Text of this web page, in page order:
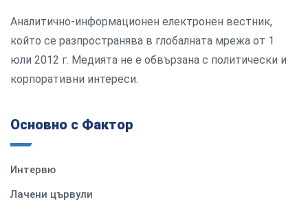
Аналитично-информационен електронен вестник,
който се разпространява в глобалната мрежа от 1
юли 2012 г. Медията не е обвързана с политически и
корпоративни интереси.
Основно с Фактор
Интервю
Лачени цървули